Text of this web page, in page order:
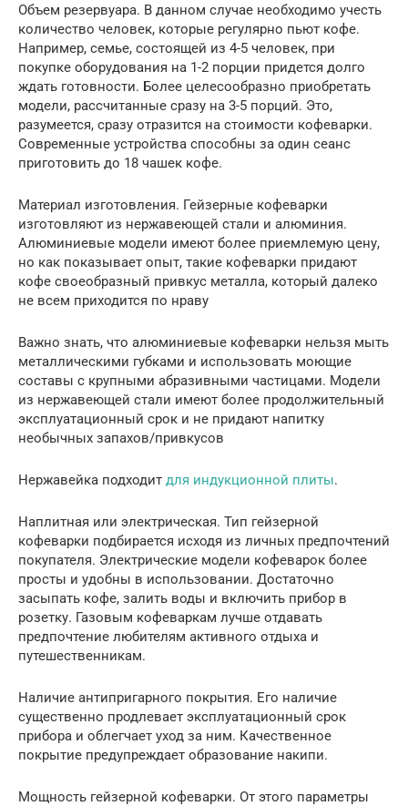
Объем резервуара. В данном случае необходимо учесть
количество человек, которые регулярно пьют кофе.
Например, семье, состоящей из 4-5 человек, при
покупке оборудования на 1-2 порции придется долго
ждать готовности. Более целесообразно приобретать
модели, рассчитанные сразу на 3-5 порций. Это,
разумеется, сразу отразится на стоимости кофеварки.
Современные устройства способны за один сеанс
приготовить до 18 чашек кофе.
Материал изготовления. Гейзерные кофеварки
изготовляют из нержавеющей стали и алюминия.
Алюминиевые модели имеют более приемлемую цену,
но как показывает опыт, такие кофеварки придают
кофе своеобразный привкус металла, который далеко
не всем приходится по нраву
Важно знать, что алюминиевые кофеварки нельзя мыть
металлическими губками и использовать моющие
составы с крупными абразивными частицами. Модели
из нержавеющей стали имеют более продолжительный
эксплуатационный срок и не придают напитку
необычных запахов/привкусов
Нержавейка подходит для индукционной плиты.
Наплитная или электрическая. Тип гейзерной
кофеварки подбирается исходя из личных предпочтений
покупателя. Электрические модели кофеварок более
просты и удобны в использовании. Достаточно
засыпать кофе, залить воды и включить прибор в
розетку. Газовым кофеваркам лучше отдавать
предпочтение любителям активного отдыха и
путешественникам.
Наличие антипригарного покрытия. Его наличие
существенно продлевает эксплуатационный срок
прибора и облегчает уход за ним. Качественное
покрытие предупреждает образование накипи.
Мощность гейзерной кофеварки. От этого параметры